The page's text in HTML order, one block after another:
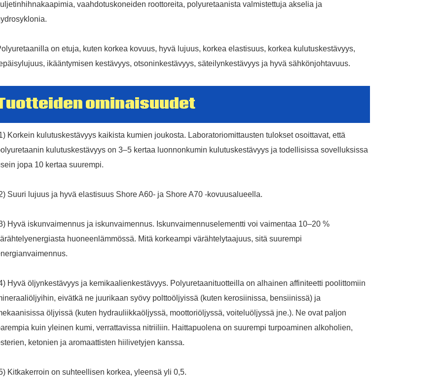
vaahdotuskoneiden roottoreita, polyuretaanista valmistettuja akselia ja
on etuja, kuten korkea kovuus, hyvä lujuus, korkea elastisuus, korkea kulutuskestävyys,
ikääntymisen kestävyys, otsoninkestävyys, säteilynkestävyys ja hyvä sähkönjohtavuus.
ominaisuudet
Korkein kulutuskestävyys kaikista kumien joukosta. Laboratoriomittausten tulokset osoittavat, että
kulutuskestävyys on 3–5 kertaa luonnonkumin kulutuskestävyys ja todellisissa sovelluksissa
jopa 10 kertaa suurempi.
Suuri lujuus ja hyvä elastisuus Shore A60- ja Shore A70 -kovuusalueella.
Hyvä iskunvaimennus ja iskunvaimennus. Iskunvaimennuselementti voi vaimentaa 10–20 %
huoneenlämmössä. Mitä korkeampi värähtelytaajuus, sitä suurempi
Hyvä öljynkestävyys ja kemikaalienkestävyys. Polyuretaanituotteilla on alhainen affiniteetti poolittomiin
eivätkä ne juurikaan syövy polttoöljyissä (kuten kerosiinissa, bensiinissä) ja
öljyissä (kuten hydrauliikkaöljyssä, moottoriöljyssä, voiteluöljyssä jne.). Ne ovat paljon
kuin yleinen kumi, verrattavissa nitriiliin. Haittapuolena on suurempi turpoaminen alkoholien,
ketonien ja aromaattisten hiilivetyjen kanssa.
Kitkakerroin on suhteellisen korkea, yleensä yli 0,5.
US
info@hesperrubber.com
AI Helps Write
*
Required
field
SUBMIT